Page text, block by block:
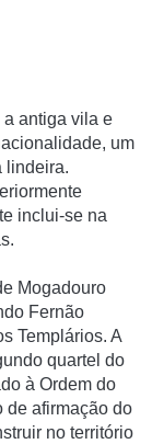
a antiga vila e
um
lindeira.
inclui-se na
Mogadouro
Fernão
Templários. A
quartel do
à Ordem do
de afirmação do
no território